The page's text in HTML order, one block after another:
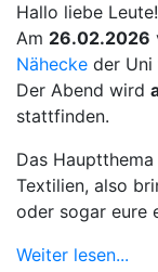
Hallo liebe Leute!
Am 26.02.2026
Nähecke der Uni
Der Abend wird
stattfinden.
Das
Textilien, also
oder sogar eure
Weiter lesen...